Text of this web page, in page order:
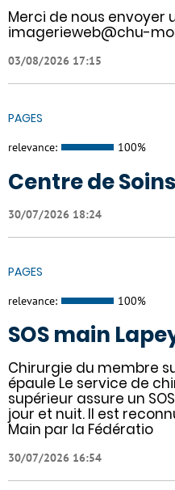
Merci de nous envoyer
imagerieweb@chu-
03/08/2026 17:15
PAGES
relevance: 100%
Centre de
30/07/2026 18:24
PAGES
relevance: 100%
SOS main
Chirurgie du membre
épaule Le service de
supérieur assure un
jour et nuit. Il est
Main par la Fédératio
30/07/2026 16:54